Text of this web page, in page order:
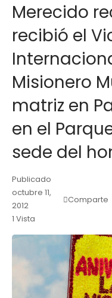
Merecido
recibió el
Misionero
matriz en
en el
sede del
Publicado
octubre 11,
2012
1 Vista
Comparte